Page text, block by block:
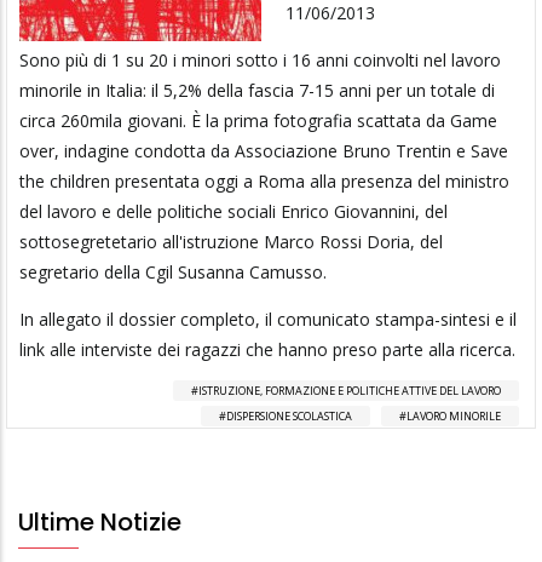
11/06/2013
Sono più di 1 su 20 i minori sotto i 16 anni coinvolti nel lavoro
minorile in Italia: il 5,2% della fascia 7-15 anni per un totale di
circa 260mila giovani. È la prima fotografia scattata da Game
over, indagine condotta da Associazione Bruno Trentin e Save
the children presentata oggi a Roma alla presenza del ministro
del lavoro e delle politiche sociali Enrico Giovannini, del
sottosegretetario all'istruzione Marco Rossi Doria, del
segretario della Cgil Susanna Camusso.
In allegato il dossier completo, il comunicato stampa-sintesi e il
link alle interviste dei ragazzi che hanno preso parte alla ricerca.
ISTRUZIONE, FORMAZIONE E POLITICHE ATTIVE DEL LAVORO
DISPERSIONE SCOLASTICA
LAVORO MINORILE
Ultime Notizie